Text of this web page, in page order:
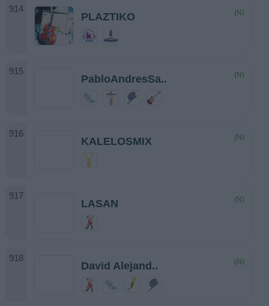
PLAZTIKO (N)
PabloAndresSa.. (N)
KALELOSMIX (N)
LASAN (N)
David Alejand.. (N)